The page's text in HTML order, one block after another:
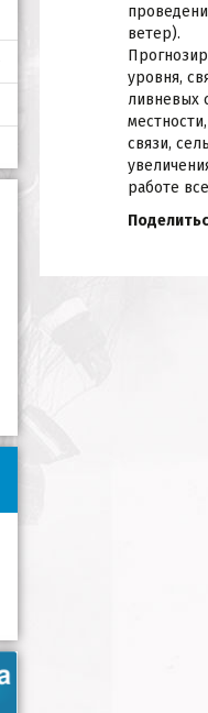
ветер).
уровня,
ливневых
связи,
работе